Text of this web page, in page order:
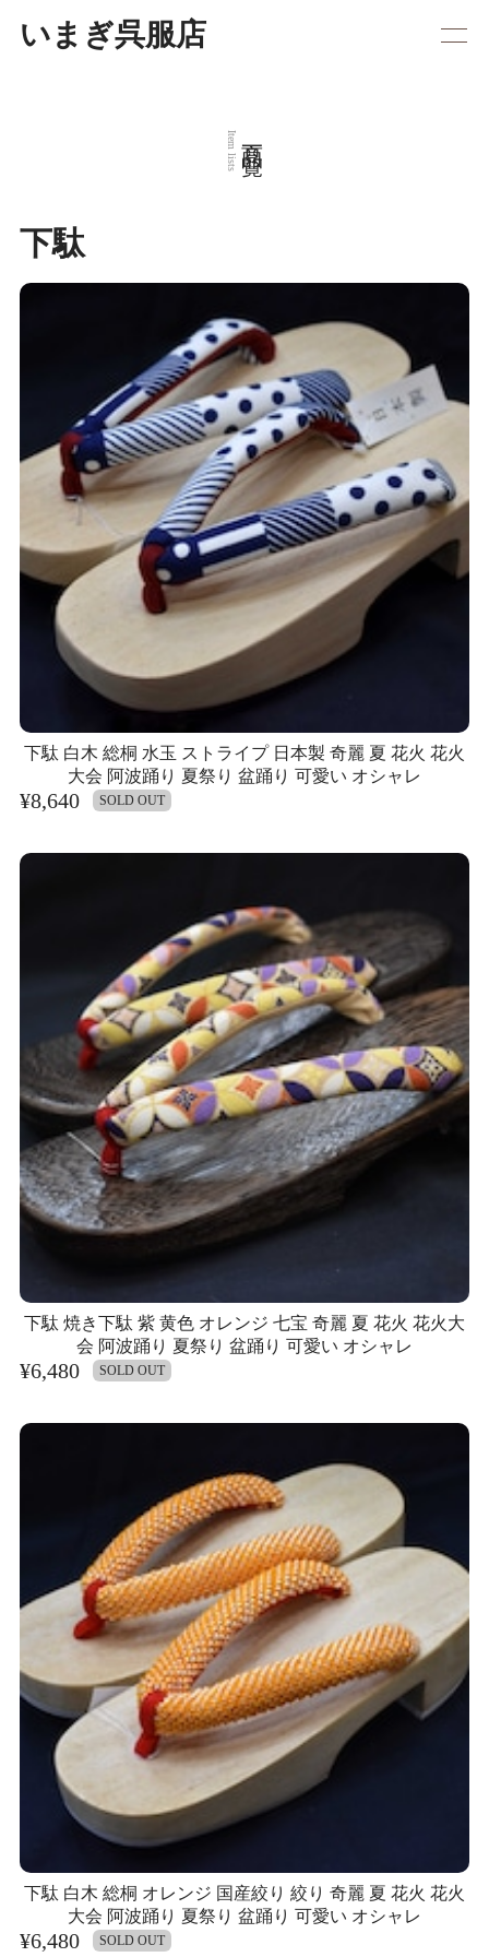
いまぎ呉服店
Item lists
下駄
下駄 白木 総桐 水玉 ストライプ 日本製 奇麗 夏 花火 花火
大会 阿波踊り 夏祭り 盆踊り 可愛い オシャレ
¥8,640 SOLD OUT
下駄 焼き下駄 紫 黄色 オレンジ 七宝 奇麗 夏 花火 花火大
会 阿波踊り 夏祭り 盆踊り 可愛い オシャレ
¥6,480 SOLD OUT
下駄 白木 総桐 オレンジ 国産絞り 絞り 奇麗 夏 花火 花火
大会 阿波踊り 夏祭り 盆踊り 可愛い オシャレ
¥6,480 SOLD OUT